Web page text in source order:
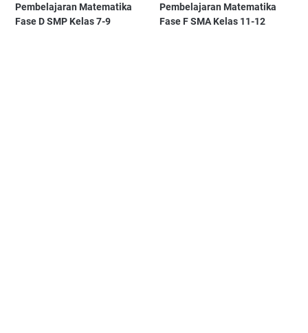
Pembelajaran Matematika
Fase D SMP Kelas 7-9
Pembelajaran Matematika
Fase F SMA Kelas 11-12